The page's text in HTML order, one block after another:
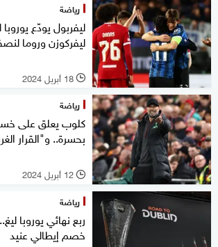
رياضة
ليفربول يودّع
ليفركوزن وروما
l 18 أبريل 2024
رياضة
كلوب يعلق على
بحسرة.. و"القرار
l 12 أبريل 2024
رياضة
ربع نهائي يوروبا
خصم إيطالي عنيد